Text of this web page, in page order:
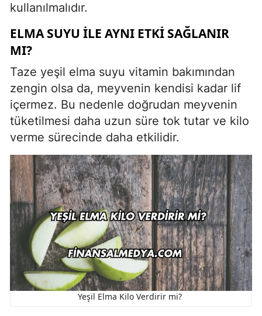
kullanılmalıdır.
ELMA SUYU ILE AYNI ETKI SAĞLANIR
MI?
Taze yeşil elma suyu vitamin bakımından
zengin olsa da, meyvenin kendisi kadar lif
içermez. Bu nedenle doğrudan meyvenin
tüketilmesi daha uzun süre tok tutar ve kilo
verme sürecinde daha etkilidir.
Yeşil Elma Kilo Verdirir mi?